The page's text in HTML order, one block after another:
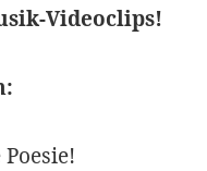
Videoclips!